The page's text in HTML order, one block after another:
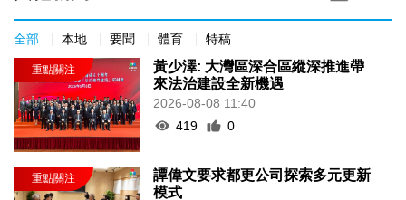
全部 本地 要聞 體育 特稿
黃少澤: 大灣區深合區縱深推進帶
來法治建設全新機遇
2026-08-08 11:40
419
0
譚偉文要求都更公司探索多元更新
模式